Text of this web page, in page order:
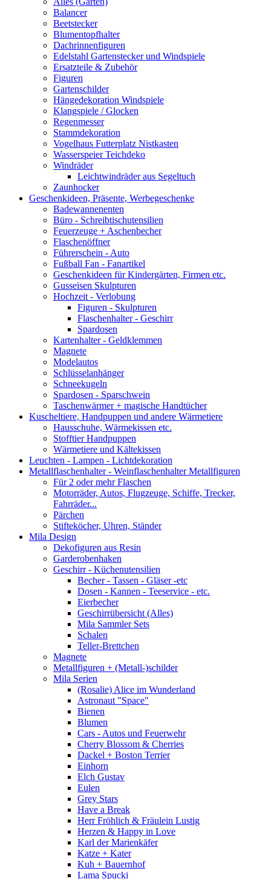
Balancer
Beetstecker
Blumentopfhalter
Dachrinnenfiguren
Edelstahl Gartenstecker und Windspiele
Ersatzteile & Zubehör
Figuren
Gartenschilder
Hängedekoration Windspiele
Klangspiele / Glocken
Regenmesser
Stammdekoration
Vogelhaus Futterplatz Nistkasten
Wasserspeier Teichdeko
Windräder
Leichtwindräder aus Segeltuch
Zaunhocker
Geschenkideen, Präsente, Werbegeschenke
Badewannenenten
Büro - Schreibtischutensilien
Feuerzeuge + Aschenbecher
Flaschenöffner
Führerschein - Auto
Fußball Fan - Fanartikel
Geschenkideen für Kindergärten, Firmen etc.
Gusseisen Skulpturen
Hochzeit - Verlobung
Figuren - Skulpturen
Flaschenhalter - Geschirr
Spardosen
Kartenhalter - Geldklemmen
Magnete
Modelautos
Schlüsselanhänger
Schneekugeln
Spardosen - Sparschwein
Taschenwärmer + magische Handtücher
Kuscheltiere, Handpuppen und andere Wärmetiere
Hausschuhe, Wärmekissen etc.
Stofftier Handpuppen
Wärmetiere und Kältekissen
Leuchten - Lampen - Lichtdekoration
Metallflaschenhalter - Weinflaschenhalter Metallfiguren
Für 2 oder mehr Flaschen
Motorräder, Autos, Flugzeuge, Schiffe, Trecker,
Fahrräder...
Pärchen
Stifteköcher, Uhren, Ständer
Mila Design
Dekofiguren aus Resin
Garderobenhaken
Geschirr - Küchenutensilien
Becher - Tassen - Gläser -etc
Dosen - Kannen - Teeservice - etc.
Eierbecher
Geschirrübersicht (Alles)
Mila Sammler Sets
Schalen
Teller-Brettchen
Magnete
Metallfiguren + (Metall-)schilder
Mila Serien
(Rosalie) Alice im Wunderland
Astronaut "Space"
Bienen
Blumen
Cars - Autos und Feuerwehr
Cherry Blossom & Cherries
Dackel + Boston Terrier
Einhorn
Elch Gustav
Eulen
Grey Stars
Have a Break
Herr Fröhlich & Fräulein Lustig
Herzen & Happy in Love
Karl der Marienkäfer
Katze + Kater
Kuh + Bauernhof
Lama Spucki